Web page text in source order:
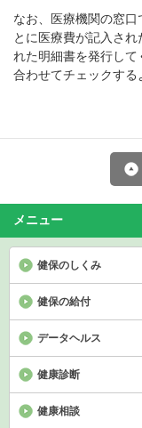
なお、医療機関の窓
とに医療費が記入さ
れた明細書を発行して
合わせてチェックする
メニュー
健保のしくみ
健保の給付
データヘルス
健康診断
健康相談